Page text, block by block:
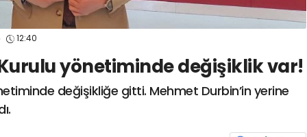
12:40
yönetiminde değişiklik var!
değişikliğe gitti. Mehmet Durbin’in yerine